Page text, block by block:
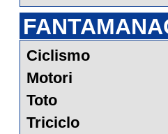
Ciclismo
Motori
Toto
Triciclo